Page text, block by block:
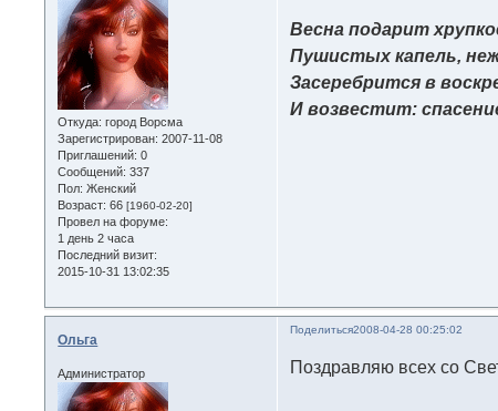
Откуда: город Ворсма
Зарегистрирован: 2007-11-08
Приглашений: 0
Сообщений: 337
Пол: Женский
Возраст: 66[1960-02-20]
Провел на форуме:
1 день 2 часа
Последний визит:
2015-10-31 13:02:35
Весна подарит
Пушистых капель,
Засеребрится в
И возвестит:
Поделиться2008-04-28 00:25:02
Ольга
Администратор Поздравляю всех со